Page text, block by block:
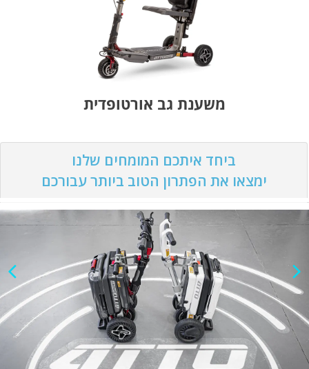
משענת גב אורטופדית
ביחד איתכם המומחים שלנו
ימצאו את הפתרון הטוב ביותר עבורכם